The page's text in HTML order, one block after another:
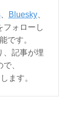
、 Bluesky、
フォローし
です。
、記事が埋
、
ます。